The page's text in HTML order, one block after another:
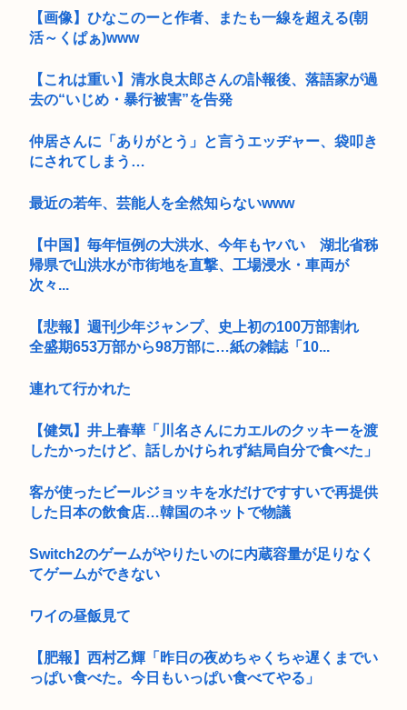
【画像】ひなこのーと作者、またも一線を超える(朝
活～くぱぁ)www
【これは重い】清水良太郎さんの訃報後、落語家が過
去の“いじめ・暴行被害”を告発
仲居さんに「ありがとう」と言うエッヂャー、袋叩き
にされてしまう…
最近の若年、芸能人を全然知らないwww
【中国】毎年恒例の大洪水、今年もヤバい 湖北省秭
帰県で山洪水が市街地を直撃、工場浸水・車両が
次々...
【悲報】週刊少年ジャンプ、史上初の100万部割れ
全盛期653万部から98万部に…紙の雑誌「10...
連れて行かれた
【健気】井上春華「川名さんにカエルのクッキーを渡
したかったけど、話しかけられず結局自分で食べた」
客が使ったビールジョッキを水だけですすいで再提供
した日本の飲食店…韓国のネットで物議
Switch2のゲームがやりたいのに内蔵容量が足りなく
てゲームができない
ワイの昼飯見て
【肥報】西村乙輝「昨日の夜めちゃくちゃ遅くまでい
っぱい食べた。今日もいっぱい食べてやる」